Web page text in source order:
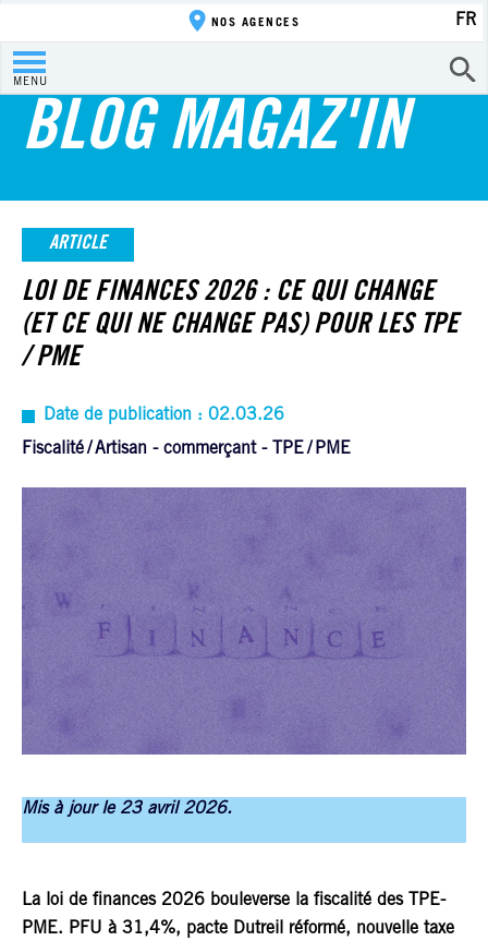
MENU
NOS AGENCES FR
BLOG MAGAZ'IN
ARTICLE
LOI DE FINANCES 2026 : CE QUI CHANGE
(ET CE QUI NE CHANGE PAS) POUR LES TPE
/ PME
Date de publication : 02.03.26
Fiscalité
Artisan - commerçant - TPE PME
Mis à jour le 23 avril 2026.
La loi de finances 2026 bouleverse la fiscalité des TPE-
PME. PFU à 31,4%, pacte Dutreil réformé, nouvelle taxe